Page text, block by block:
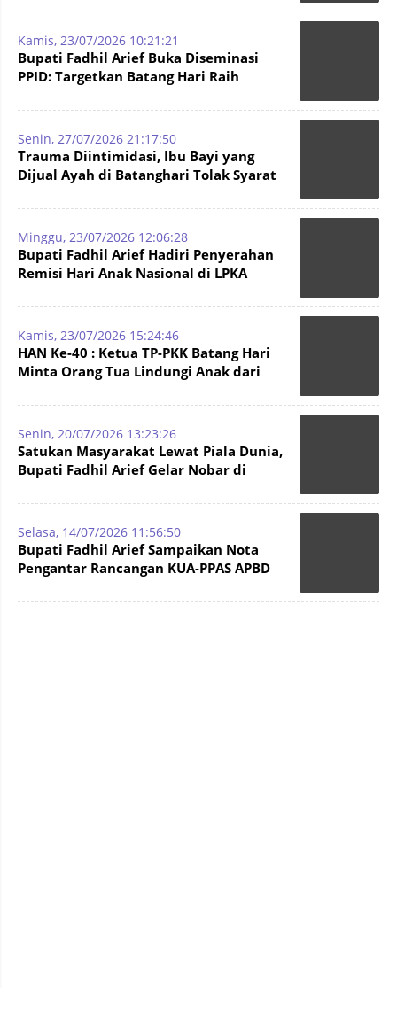
Kamis, 23/07/2026 10:21:21
Bupati Fadhil Arief Buka Diseminasi
PPID: Targetkan Batang Hari Raih
Senin, 27/07/2026 21:17:50
Trauma Diintimidasi, Ibu Bayi yang
Dijual Ayah di Batanghari Tolak Syarat
Minggu, 23/07/2026 12:06:28
Bupati Fadhil Arief Hadiri Penyerahan
Remisi Hari Anak Nasional di LPKA
Kamis, 23/07/2026 15:24:46
HAN Ke-40 : Ketua TP-PKK Batang Hari
Minta Orang Tua Lindungi Anak dari
Senin, 20/07/2026 13:23:26
Satukan Masyarakat Lewat Piala Dunia,
Bupati Fadhil Arief Gelar Nobar di
Selasa, 14/07/2026 11:56:50
Bupati Fadhil Arief Sampaikan Nota
Pengantar Rancangan KUA-PPAS APBD